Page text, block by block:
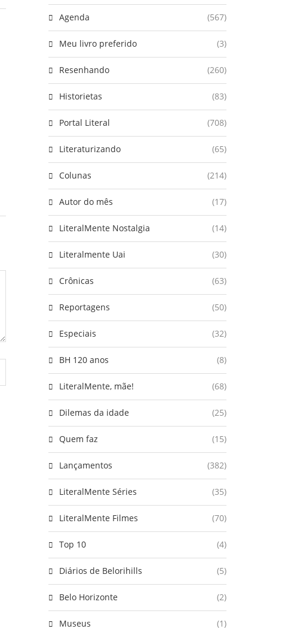
Agenda (567)
Meu livro preferido (3)
Resenhando (260)
Historietas (83)
Portal Literal (708)
Literaturizando (65)
Colunas (214)
Autor do mês (17)
LiteralMente Nostalgia (14)
Literalmente Uai (30)
Crônicas (63)
Reportagens (50)
Especiais (32)
BH 120 anos (8)
LiteralMente, mãe! (68)
Dilemas da idade (25)
Quem faz (15)
Lançamentos (382)
LiteralMente Séries (35)
LiteralMente Filmes (70)
Top 10 (4)
Diários de Belorihills (5)
Belo Horizonte (2)
Museus (1)